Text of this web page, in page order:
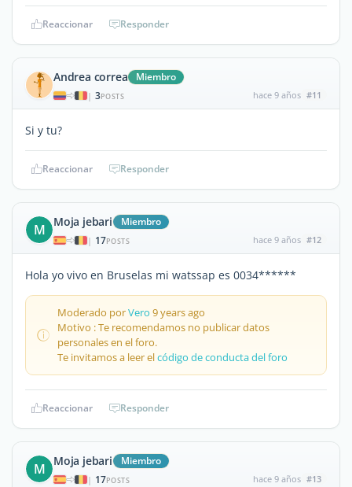
Reaccionar Responder
Andrea correa Miembro
| 3POSTS hace 9 años #11
Si y tu?
Reaccionar Responder
M Moja jebari Miembro
| 17POSTS hace 9 años #12
Hola yo vivo en Bruselas mi watssap es 0034******
Moderado porVero 9 years ago
Motivo : Te recomendamos no publicar datos
personales en el foro.
Te invitamos a leer elcódigo de conducta del foro
Reaccionar Responder
M Moja jebari Miembro
| 17POSTS hace 9 años #13